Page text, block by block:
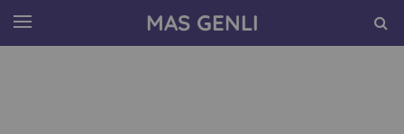
MAS GENLI